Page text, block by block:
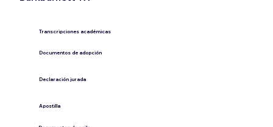
Transcripciones académicas
Documentos de adopción
Declaración jurada
​Apostilla